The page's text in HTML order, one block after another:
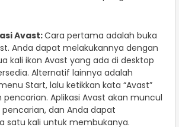
Avast:Cara pertama adalah buka
Anda dapat melakukannya dengan
kali ikon Avast yang ada di desktop
Alternatif lainnya adalah
Start, lalu ketikkan kata “Avast”
pencarian. Aplikasi Avast akan muncul
dan Anda dapat
satu kali untuk membukanya.